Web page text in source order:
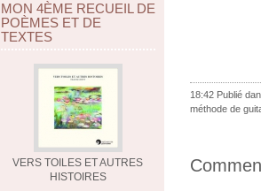
MON 4ÈME RECUEIL DE
POÈMES ET DE
TEXTES
VERS TOILES ET AUTRES
HISTOIRES
18:42 Publié
méthode de